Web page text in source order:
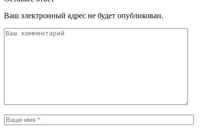
Ваш электронный адрес не будет опубликован.